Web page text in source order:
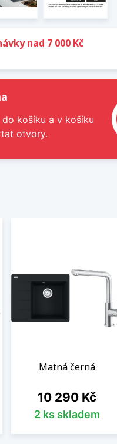
nad 7 000 Kč
košíku a v košíku
otvory.
Matná černá
Cena
10 290 Kč
2 ks skladem